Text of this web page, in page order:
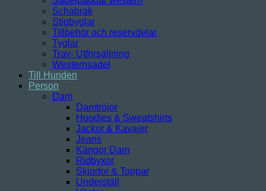
Schabrak
Stigbyglar
Tillbehör och reservdelar
Tyglar
Trav- Utförsäljning
Westernsadel
Till Hunden
Person
Dam
Damtröjor
Hoodies & Sweatshirts
Jackor & Kavajer
Jeans
Kängor Dam
Ridbyxor
Skjortor & Toppar
Underställ